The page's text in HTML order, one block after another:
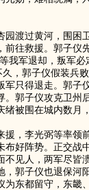
渡过黄河，围困
前往救援。郭子仪
我军退却，叛军
久，郭子仪假装兵
军只得退走。郭子
。郭子仪攻克卫州
绪被围在城内数月
，李光弼等率领前
布好阵势。正交战
不见人，两军尽皆
，郭子仪也退保河
为东都留守，东畿